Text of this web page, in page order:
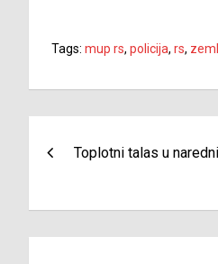
Tags: mup rs, policija, rs,
članaka
Toplotni talas u